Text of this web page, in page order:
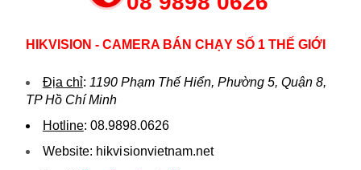
HIKVISION - CAMERA BÁN CHẠY SỐ 1 THẾ GIỚI
Địa chỉ: 1190 Phạm Thế Hiển, Phường 5, Quận 8,
TP Hồ Chí Minh
Hotline: 08.9898.0626
Website: hikvi sionvietnam.net